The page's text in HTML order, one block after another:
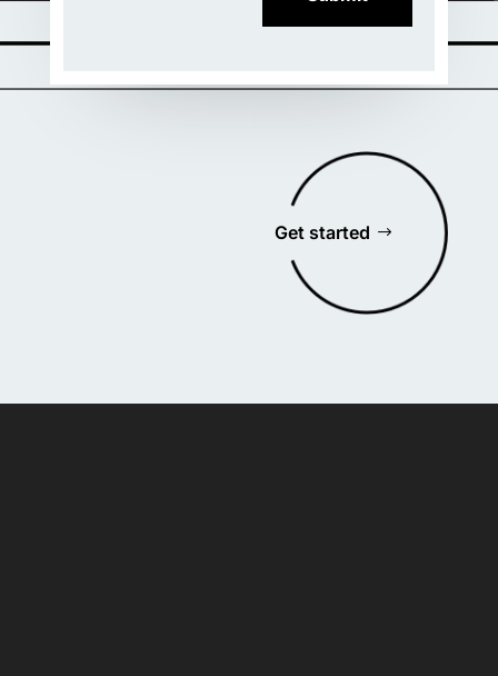
Get started